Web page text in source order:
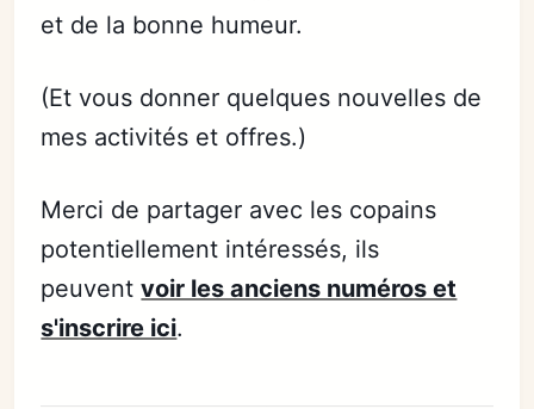
et de la bonne humeur.
(Et vous donner quelques nouvelles de
mes activités et offres.)
Merci de partager avec les copains
potentiellement intéressés, ils
peuventvoir les anciens numéros et
s'inscrire ici.